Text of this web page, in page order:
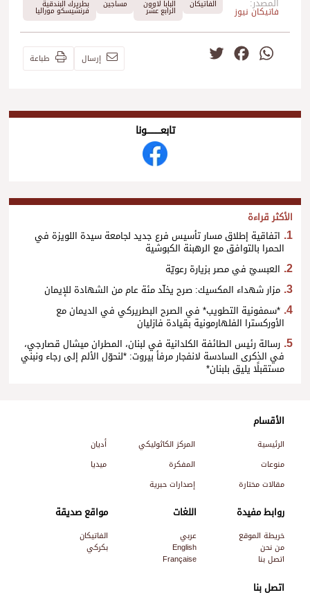
المصدر:
فاتيكان نيوز
الفاتيكان البابا لاوون
الرابع عشر
مساجين بطريرك البندقية
فرنشيسكو موراليا
WhatsApp
Facebook إرسال طباعة
تابعــــــــــونا
الأكثر قراءة
اتفاقية إطلاق مسار تأسيس فرع جديد لجامعة سيدة اللويزة في
الحمرا بالتوافق مع الرهبنة الكبوشية
العبسيّ في مصر بزيارة رعويّة
مزار شهداء المكسيك: صرح يخلّد مئة عام من الشهادة للإيمان
*سمفونية التطويب* في الصرح البطريركي في الديمان مع
الأوركسترا الفلهارمونية بقيادة فازليان
رسالة رئيس الطائفة الكلدانية في لبنان، المطران ميشال قصارجي،
في الذكرى السادسة لانفجار مرفأ بيروت: *لنحوّل الألم إلى رجاء ونبني
مستقبلًا يليق بلبنان*
اتصل بنا
الأقسام
الرئيسية المركز الكاثوليكي
أديان
منوعات
المفكرة
ميديا
مقالات مختارة
إصدارات حبرية
روابط مفيدة
خريطة الموقع
من نحن
اتصل بنا
اللغات
عربي
English
Française
مواقع صديقة
الفاتيكان
بكركي